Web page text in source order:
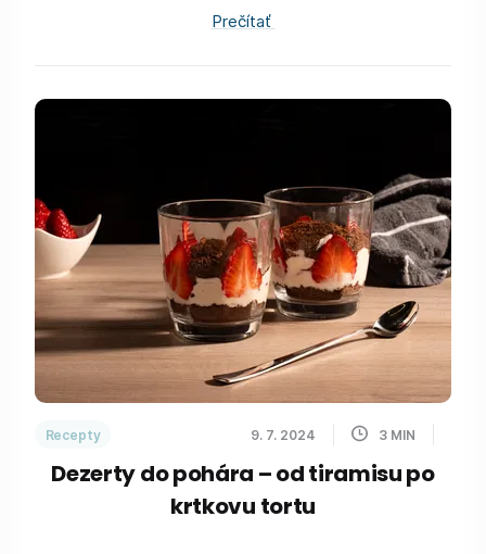
Prečítať
Recepty 9. 7. 2024 3 MIN
Dezerty do pohára – od tiramisu po
krtkovu tortu